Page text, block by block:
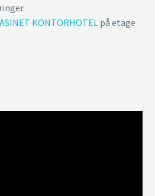
KONTORHOTEL på etage